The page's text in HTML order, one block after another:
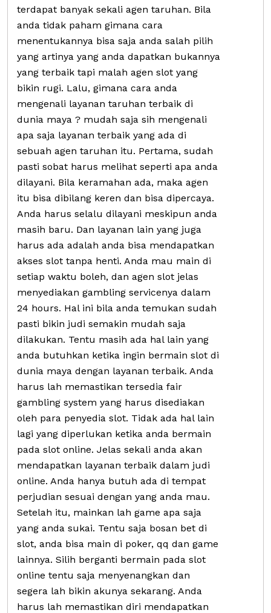
terdapat banyak sekali agen taruhan. Bila
anda tidak paham gimana cara
menentukannya bisa saja anda salah pilih
yang artinya yang anda dapatkan bukannya
yang terbaik tapi malah agen slot yang
bikin rugi. Lalu, gimana cara anda
mengenali layanan taruhan terbaik di
dunia maya ? mudah saja sih mengenali
apa saja layanan terbaik yang ada di
sebuah agen taruhan itu. Pertama, sudah
pasti sobat harus melihat seperti apa anda
dilayani. Bila keramahan ada, maka agen
itu bisa dibilang keren dan bisa dipercaya.
Anda harus selalu dilayani meskipun anda
masih baru. Dan layanan lain yang juga
harus ada adalah anda bisa mendapatkan
akses slot tanpa henti. Anda mau main di
setiap waktu boleh, dan agen slot jelas
menyediakan gambling servicenya dalam
24 hours. Hal ini bila anda temukan sudah
pasti bikin judi semakin mudah saja
dilakukan. Tentu masih ada hal lain yang
anda butuhkan ketika ingin bermain slot di
dunia maya dengan layanan terbaik. Anda
harus lah memastikan tersedia fair
gambling system yang harus disediakan
oleh para penyedia slot. Tidak ada hal lain
lagi yang diperlukan ketika anda bermain
pada slot online. Jelas sekali anda akan
mendapatkan layanan terbaik dalam judi
online. Anda hanya butuh ada di tempat
perjudian sesuai dengan yang anda mau.
Setelah itu, mainkan lah game apa saja
yang anda sukai. Tentu saja bosan bet di
slot, anda bisa main di poker, qq dan game
lainnya. Silih berganti bermain pada slot
online tentu saja menyenangkan dan
segera lah bikin akunya sekarang. Anda
harus lah memastikan diri mendapatkan